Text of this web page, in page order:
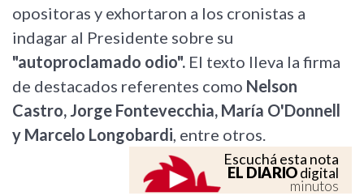
opositoras y exhortaron a los cronistas a
indagar al Presidente sobre su
"autoproclamado odio". El texto lleva la firma
de destacados referentes como Nelson
Castro, Jorge Fontevecchia, María O'Donnell
y Marcelo Longobardi, entre otros.
Escuchá esta nota
EL DIARIOdigital
minutos